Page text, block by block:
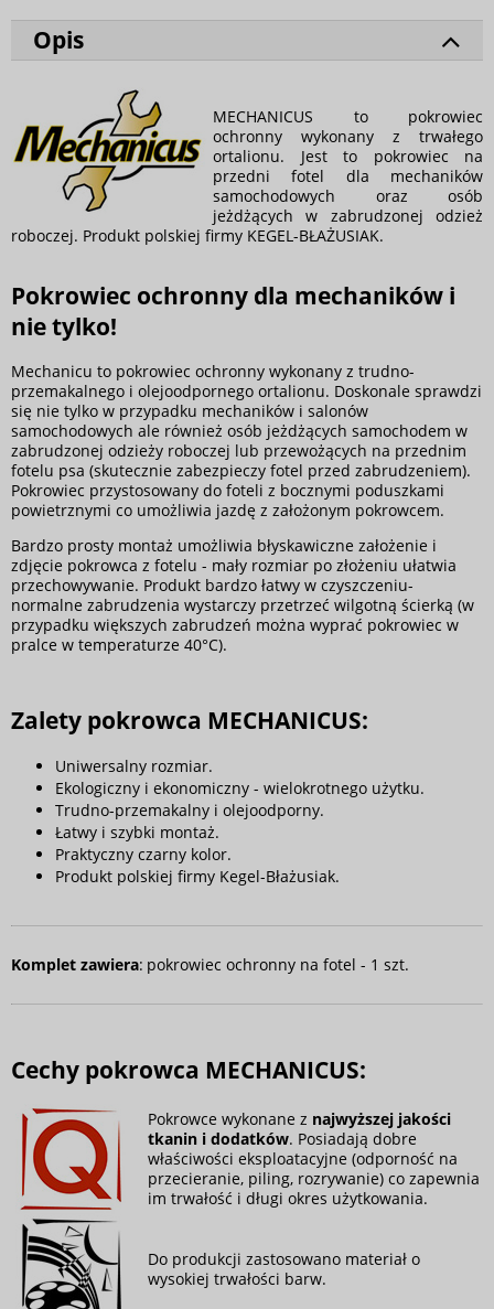
Opis
MECHANICUS to pokrowiec
ochronny wykonany z trwałego
ortalionu. Jest to pokrowiec na
przedni fotel dla mechaników
samochodowych oraz osób
jeżdżących w zabrudzonej odzież
roboczej. Produkt polskiej firmy KEGEL-BŁAŻUSIAK.
Pokrowiec ochronny dla mechaników i
nie tylko!
Mechanicu to pokrowiec ochronny wykonany z trudno-
przemakalnego i olejoodpornego ortalionu. Doskonale sprawdzi
się nie tylko w przypadku mechaników i salonów
samochodowych ale również osób jeżdżących samochodem w
zabrudzonej odzieży roboczej lub przewożących na przednim
fotelu psa (skutecznie zabezpieczy fotel przed zabrudzeniem).
Pokrowiec przystosowany do foteli z bocznymi poduszkami
powietrznymi co umożliwia jazdę z założonym pokrowcem.
Bardzo prosty montaż umożliwia błyskawiczne założenie i
zdjęcie pokrowca z fotelu - mały rozmiar po złożeniu ułatwia
przechowywanie. Produkt bardzo łatwy w czyszczeniu-
normalne zabrudzenia wystarczy przetrzeć wilgotną ścierką (w
przypadku większych zabrudzeń można wyprać pokrowiec w
pralce w temperaturze 40°C).
Zalety pokrowca MECHANICUS:
Uniwersalny rozmiar.
Ekologiczny i ekonomiczny - wielokrotnego użytku.
Trudno-przemakalny i olejoodporny.
Łatwy i szybki montaż.
Praktyczny czarny kolor.
Produkt polskiej firmy Kegel-Błażusiak.
Komplet zawiera: pokrowiec ochronny na fotel - 1 szt.
Cechy pokrowca MECHANICUS:
Pokrowce wykonane z najwyższej jakości
tkanin i dodatków. Posiadają dobre
właściwości eksploatacyjne (odporność na
przecieranie, piling, rozrywanie) co zapewnia
im trwałość i długi okres użytkowania.
Do produkcji zastosowano materiał o
wysokiej trwałości barw.